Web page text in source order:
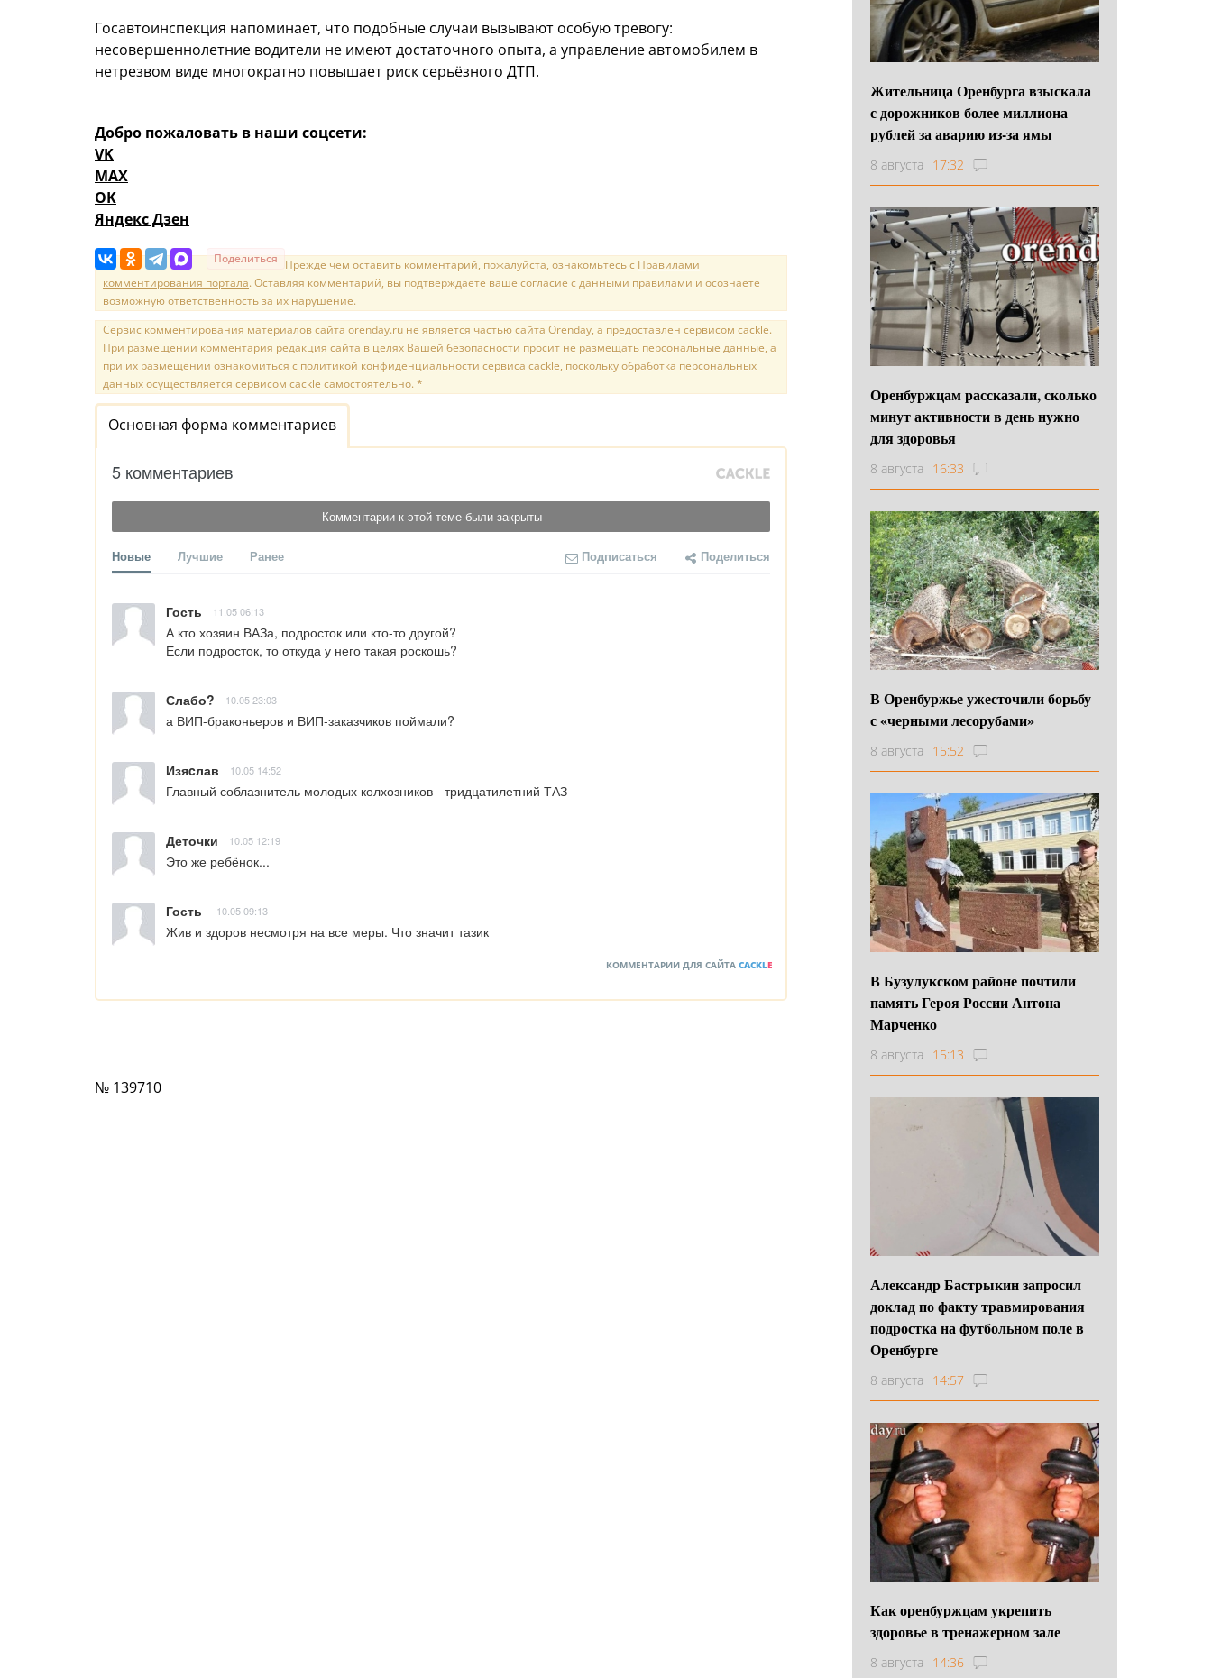
Госавтоинспекция напоминает, что подобные случаи вызывают особую тревогу:
несовершеннолетние водители не имеют достаточного опыта, а управление автомобилем в
нетрезвом виде многократно повышает риск серьёзного ДТП.
Добро пожаловать в наши соцсети:
VK
MAX
OK
Яндекс Дзен
Поделиться Прежде чем оставить комментарий, пожалуйста, ознакомьтесь с Правилами
комментирования портала. Оставляя комментарий, вы подтверждаете ваше согласие с данными правилами и осознаете
возможную ответственность за их нарушение.
Сервис комментирования материалов сайта orenday.ru не является частью сайта Orenday, а предоставлен сервисом cackle.
При размещении комментария редакция сайта в целях Вашей безопасности просит не размещать персональные данные, а
при их размещении ознакомиться с политикой конфиденциальности сервиса cackle, поскольку обработка персональных
данных осуществляется сервисом cackle самостоятельно. *
Основная форма комментариев
5 комментариев
Комментарии к этой теме были закрыты
Новые Лучшие Ранее Подписаться Поделиться
Гость 11.05 06:13
А кто хозяин ВАЗа, подросток или кто-то другой?
Если подросток, то откуда у него такая роскошь?
Слабо? 10.05 23:03
а ВИП-браконьеров и ВИП-заказчиков поймали?
Изяcлав 10.05 14:52
Главный соблазнитель молодых колхозников - тридцатилетний ТАЗ
Деточки 10.05 12:19
Это же ребёнок...
Гость 10.05 09:13
Жив и здоров несмотря на все меры. Что значит тазик
КОММЕНТАРИИ ДЛЯ САЙТА CACKLE
№ 139710
Жительница Оренбурга взыскала
с дорожников более миллиона
рублей за аварию из-за ямы
8 августа 17:32
Оренбуржцам рассказали, сколько
минут активности в день нужно
для здоровья
8 августа 16:33
В Оренбуржье ужесточили борьбу
с «черными лесорубами»
8 августа 15:52
В Бузулукском районе почтили
память Героя России Антона
Марченко
8 августа 15:13
Александр Бастрыкин запросил
доклад по факту травмирования
подростка на футбольном поле в
Оренбурге
8 августа 14:57
Как оренбуржцам укрепить
здоровье в тренажерном зале
8 августа 14:36